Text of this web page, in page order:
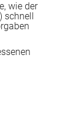
wie der
schnell